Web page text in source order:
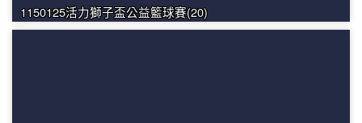
1150125活力獅子盃公益籃球賽(20)